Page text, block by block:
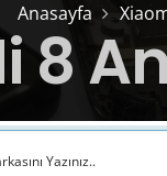
Anasayfa
8